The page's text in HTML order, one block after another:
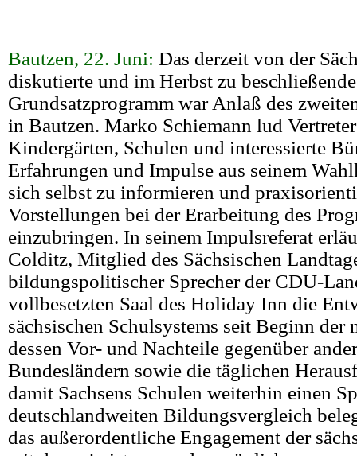
Bautzen, 22. Juni: Das derzeit von der
diskutierte und im Herbst zu
Grundsatzprogramm war Anlaß des
in Bautzen. Marko Schiemann lud
Kindergärten, Schulen und interessierte
Erfahrungen und Impulse aus seinem
sich selbst zu informieren und
Vorstellungen bei der Erarbeitung des
einzubringen. In seinem Impulsreferat
Colditz, Mitglied des Sächsischen
bildungspolitischer Sprecher der CDU-
vollbesetzten Saal des Holiday Inn die
sächsischen Schulsystems seit Beginn der
dessen Vor- und Nachteile gegenüber
Bundesländern sowie die täglichen
damit Sachsens Schulen weiterhin einen
deutschlandweiten Bildungsvergleich
das außerordentliche Engagement der